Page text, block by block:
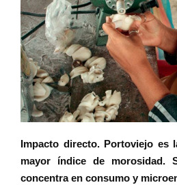
Impacto directo. Portoviejo es
mayor índice de morosidad.
concentra en consumo y